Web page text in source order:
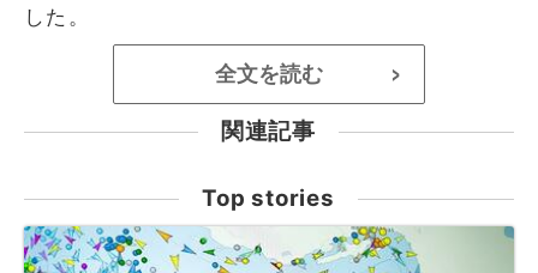
した。
全文を読む >
関連記事
Top stories